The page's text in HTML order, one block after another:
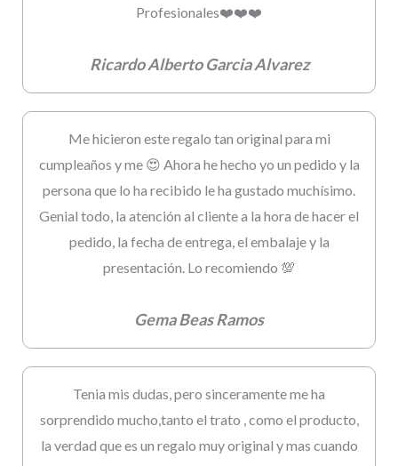
Profesionales❤️❤️❤️
Ricardo Alberto Garcia Alvarez
Me hicieron este regalo tan original para mi
cumpleaños y me 😍 Ahora he hecho yo un pedido y la
persona que lo ha recibido le ha gustado muchísimo.
Genial todo, la atención al cliente a la hora de hacer el
pedido, la fecha de entrega, el embalaje y la
presentación. Lo recomiendo 💯
Gema Beas Ramos
Tenia mis dudas, pero sinceramente me ha
sorprendido mucho,tanto el trato , como el producto,
la verdad que es un regalo muy original y mas cuando